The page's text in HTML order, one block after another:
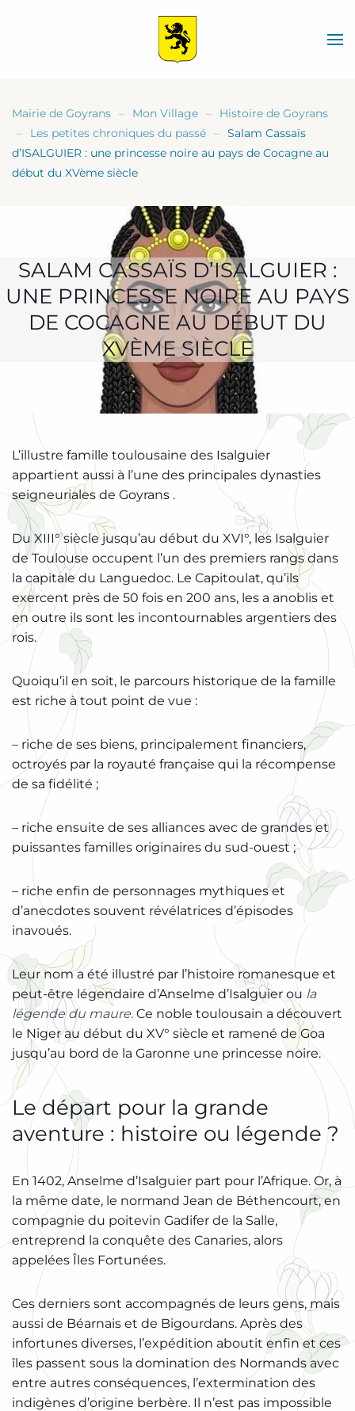
Mairie de Goyrans Mon Village
Histoire de Goyrans
Les petites chroniques du passé
Salam Cassaïs
d’ISALGUIER : une princesse noire au pays de Cocagne au
début du XVème siècle
SALAM CASSAÏS D’ISALGUIER :
UNE PRINCESSE NOIRE AU PAYS
DE COCAGNE AU DÉBUT DU
XVÈME SIÈCLE
L’illustre famille toulousaine des Isalguier
appartient aussi à l’une des principales dynasties
seigneuriales de Goyrans .
Du XIII° siècle jusqu’au début du XVI°, les Isalguier
de Toulouse occupent l’un des premiers rangs dans
la capitale du Languedoc. Le Capitoulat, qu’ils
exercent près de 50 fois en 200 ans, les a anoblis et
en outre ils sont les incontournables argentiers des
rois.
Quoiqu’il en soit, le parcours historique de la famille
est riche à tout point de vue :
– riche de ses biens, principalement financiers,
octroyés par la royauté française qui la récompense
de sa fidélité ;
– riche ensuite de ses alliances avec de grandes et
puissantes familles originaires du sud-ouest ;
– riche enfin de personnages mythiques et
d’anecdotes souvent révélatrices d’épisodes
inavoués.
Leur nom a été illustré par l’histoire romanesque et
peut-être légendaire d’Anselme d’Isalguier ou la
légende du maure. Ce noble toulousain a découvert
le Niger au début du XV° siècle et ramené de Goa
jusqu’au bord de la Garonne une princesse noire.
Le départ pour la grande
aventure : histoire ou légende ?
En 1402, Anselme d’Isalguier part pour l’Afrique. Or, à
la même date, le normand Jean de Béthencourt, en
compagnie du poitevin Gadifer de la Salle,
entreprend la conquête des Canaries, alors
appelées Îles Fortunées.
Ces derniers sont accompagnés de leurs gens, mais
aussi de Béarnais et de Bigourdans. Après des
infortunes diverses, l’expédition aboutit enfin et ces
îles passent sous la domination des Normands avec
entre autres conséquences, l’extermination des
indigènes d’origine berbère. Il n’est pas impossible